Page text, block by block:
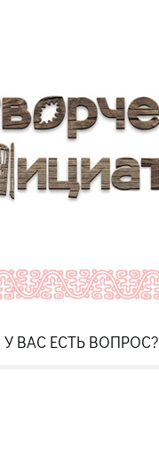
У ВАС ЕСТЬ ВОПРОС?